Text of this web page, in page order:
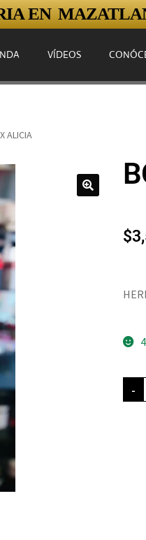
EN
VÍDEOS
ALICIA
$
-